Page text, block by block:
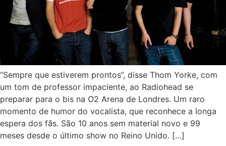
“Sempre que estiverem prontos”, disse Thom Yorke, com
um tom de professor impaciente, ao Radiohead se
preparar para o bis na O2 Arena de Londres. Um raro
momento de humor do vocalista, que reconhece a longa
espera dos fãs. São 10 anos sem material novo e 99
meses desde o último show no Reino Unido. […]